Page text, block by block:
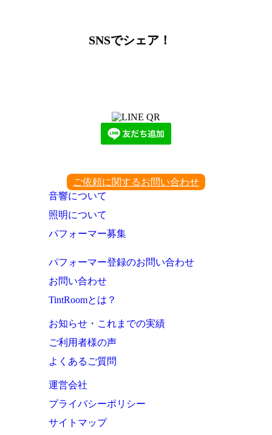
SNSでシェア！
ご依頼に関するお問い合わせ
音響について
照明について
パフォーマー募集
パフォーマー登録のお問い合わせ
お問い合わせ
TintRoomとは？
お知らせ・これまでの実績
ご利用者様の声
よくあるご質問
運営会社
プライバシーポリシー
サイトマップ